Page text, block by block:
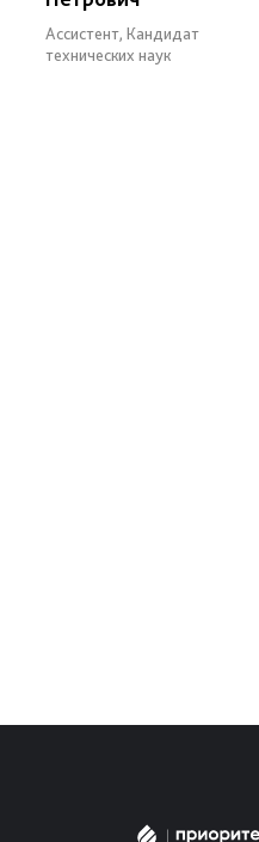
Ассистент, Кандидат
технических наук